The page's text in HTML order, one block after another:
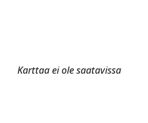
Karttaa ei ole saatavissa